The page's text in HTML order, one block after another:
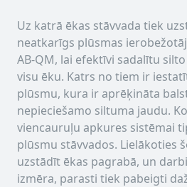
Uz katrā ēkas stāvvada tiek
neatkarīgs plūsmas
AB-QM, lai efektīvi sadalītu
visu ēku. Katrs no tiem ir
plūsmu, kura ir aprēķināta
nepieciešamo siltuma jaudu.
viencauruļu apkures sistēmai
plūsmu stāvvados. Lielākoties
uzstādīt ēkas pagrabā, un
izmēra, parasti tiek pabeigti